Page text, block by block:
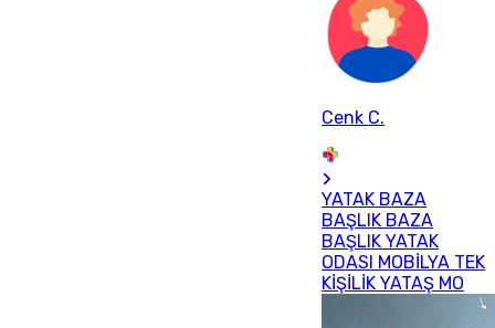
Cenk C.
YATAK BAZA
BAŞLIK BAZA
BAŞLIK YATAK
ODASI MOBİLYA TEK
KİŞİLİK YATAŞ MO